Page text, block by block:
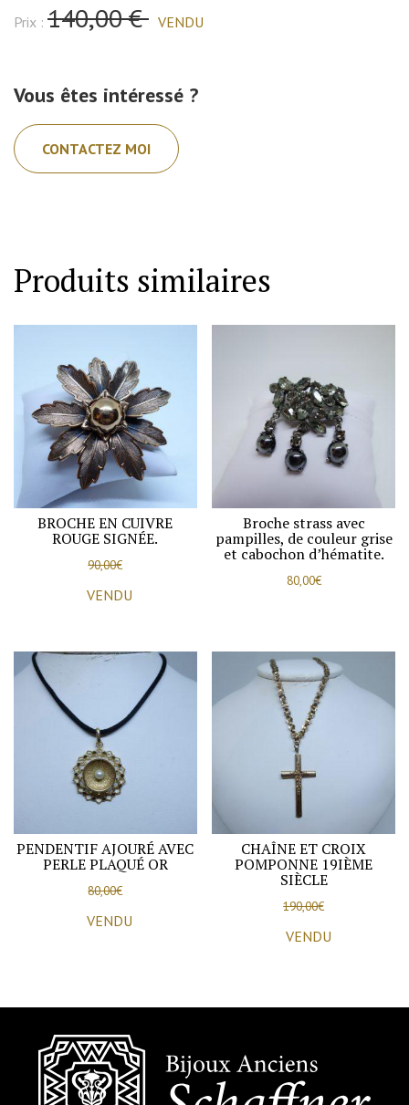
Prix : 140,00 € VENDU
Vous êtes intéressé ?
CONTACTEZ MOI
Produits similaires
BROCHE EN CUIVRE
ROUGE SIGNÉE.
90,00€
VENDU
Broche strass avec
pampilles, de couleur grise
et cabochon d’hématite.
80,00€
PENDENTIF AJOURÉ AVEC
PERLE PLAQUÉ OR
80,00€
VENDU
CHAÎNE ET CROIX
POMPONNE 19IÈME
SIÈCLE
190,00€
VENDU